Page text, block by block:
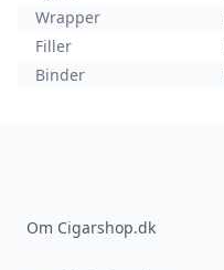
Wrapper
Filler
Binder
Om Cigarshop.dk